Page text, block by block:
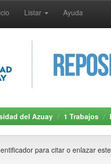
Listar Ayuda
del Azuay 1 Trabajos
para citar o enlazar